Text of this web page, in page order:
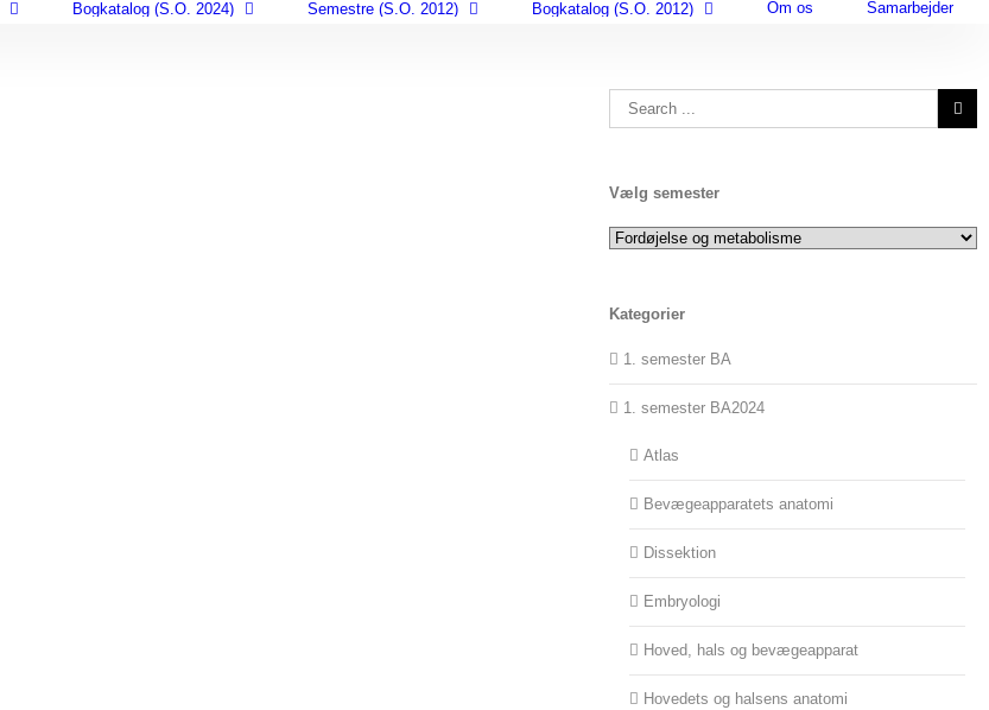
Bogkatalog (S.O. 2024) Semestre (S.O. 2012) Bogkatalog (S.O. 2012) Om os Samarbejder
Search
for:
Vælg semester
Vælg
Kategorier
1. semester BA
1. semester BA2024
Atlas
Bevægeapparatets anatomi
Dissektion
Embryologi
Hoved, hals og bevægeapparat
Hovedets og halsens anatomi